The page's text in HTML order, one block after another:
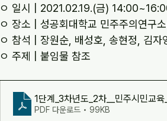
ㅇ 일시 | 2021.02.19.(금)
ㅇ 장소 | 성공회대학교 민주주의연구
ㅇ 참석 | 장원순, 배성호, 송현정, 김
ㅇ 주제 | 붙임물 참조
1단계_3차년도_2차__민주시민교
PDF 다운로드 • 99KB